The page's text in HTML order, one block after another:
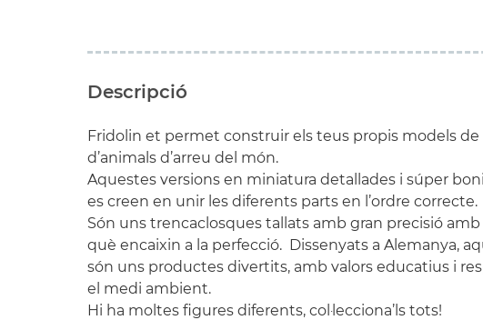
Descripció
Fridolin et permet construir els teus propis models de
d’animals d’arreu del món.
Aquestes versions en miniatura detallades i súper
es creen en unir les diferents parts en l’ordre correcte.
Són uns trencaclosques tallats amb gran precisió amb
què encaixin a la perfecció. Dissenyats a Alemanya,
són uns productes divertits, amb valors educatius i
el medi ambient.
Hi ha moltes figures diferents, col·lecciona’ls tots!